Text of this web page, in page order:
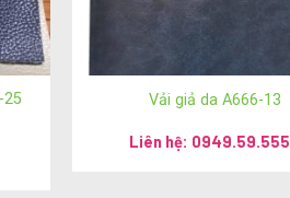
hình thức sau:
25
Vải giả da A666-13
Liên hệ: